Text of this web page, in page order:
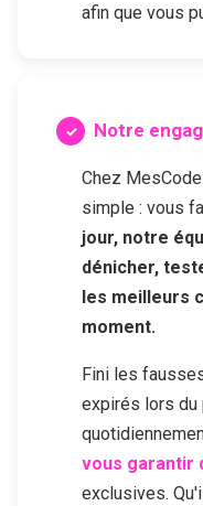
afin que vous
Notre
Chez
simple : vous
jour, notre
dénicher,
les meilleurs
moment.
Fini les
expirés lors du
vous garantir
exclusives.